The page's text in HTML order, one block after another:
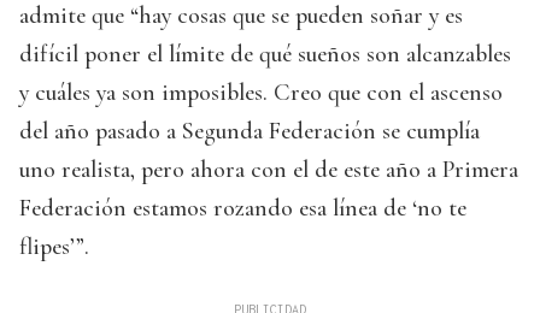
admite que “hay cosas que se pueden soñar y es
difícil poner el límite de qué sueños son alcanzables
y cuáles ya son imposibles. Creo que con el ascenso
del año pasado a Segunda Federación se cumplía
uno realista, pero ahora con el de este año a Primera
Federación estamos rozando esa línea de ‘no te
flipes’”.